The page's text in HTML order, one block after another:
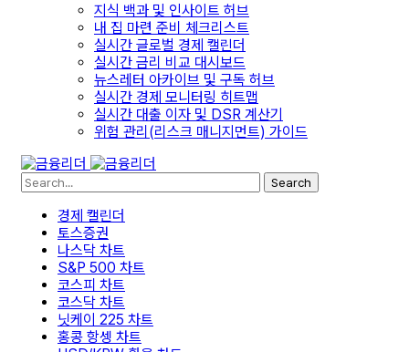
지식 백과 및 인사이트 허브
내 집 마련 준비 체크리스트
실시간 글로벌 경제 캘린더
실시간 금리 비교 대시보드
뉴스레터 아카이브 및 구독 허브
실시간 경제 모니터링 히트맵
실시간 대출 이자 및 DSR 계산기
위험 관리(리스크 매니지먼트) 가이드
Search
경제 캘린더
토스증권
나스닥 차트
S&P 500 차트
코스피 차트
코스닥 차트
닛케이 225 차트
홍콩 항셍 차트